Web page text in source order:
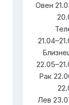
Овен
Рак
Лев